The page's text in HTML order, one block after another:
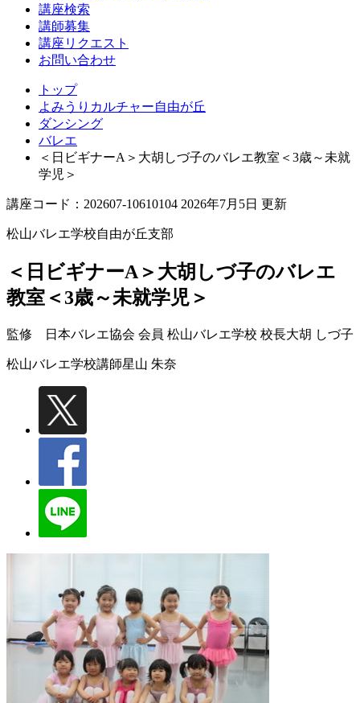
講座検索
講師募集
講座リクエスト
お問い合わせ
トップ
よみうりカルチャー自由が丘
ダンシング
バレエ
＜日ビギナーA＞大胡しづ子のバレエ教室＜3歳～未就
学児＞
講座コード：202607-10610104 2026年7月5日 更新
松山バレエ学校自由が丘支部
＜日ビギナーA＞大胡しづ子のバレエ
教室＜3歳～未就学児＞
監修 日本バレエ協会 会員 松山バレエ学校 校長大胡 しづ子
松山バレエ学校講師星山 朱奈